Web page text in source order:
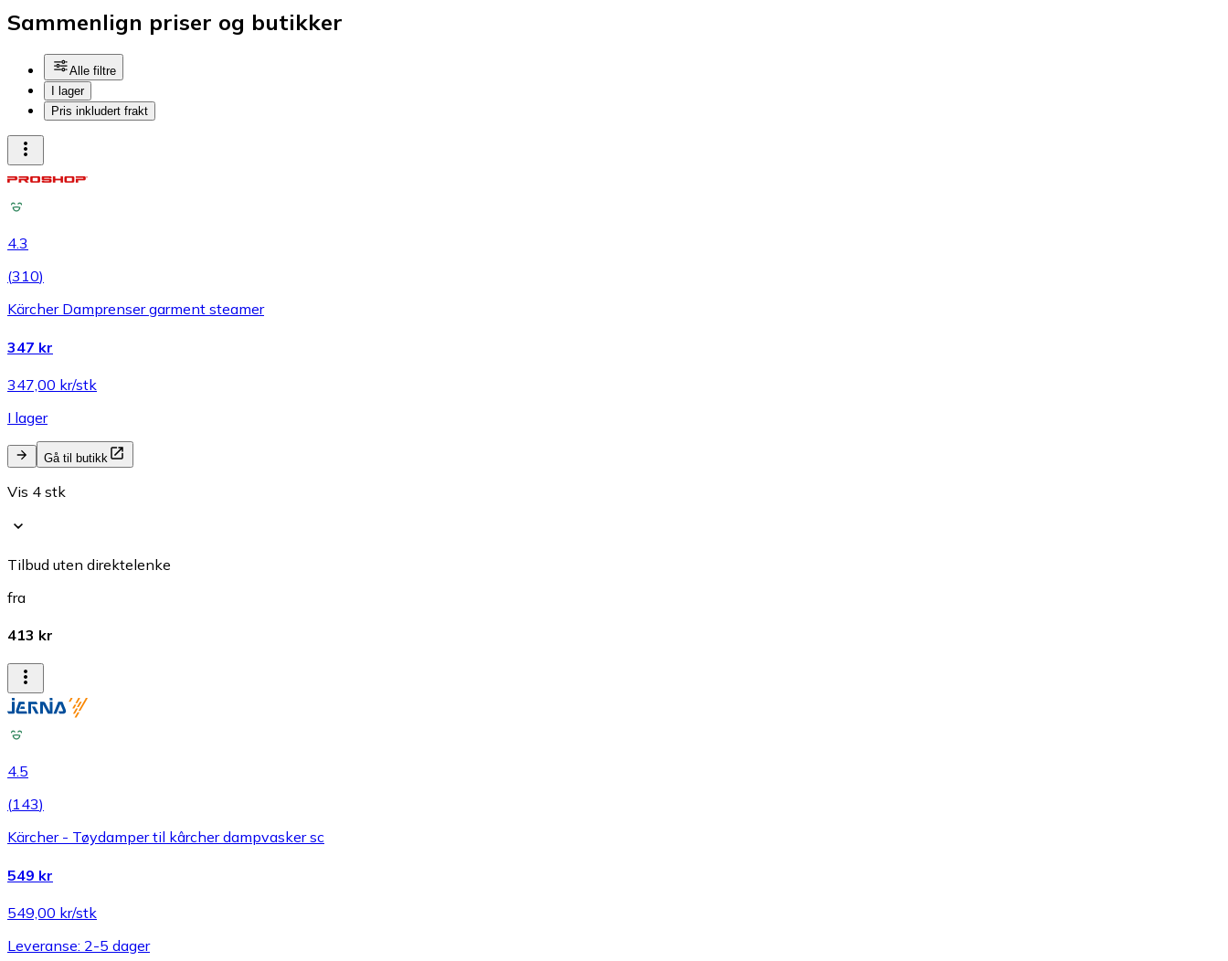
Sammenlign priser og butikker
Alle filtre
I lager
Pris inkludert frakt
4.3
(310)
Kärcher Damprenser garment steamer
347 kr
347,00 kr/stk
I lager
Gå til butikk
Vis 4 stk
Tilbud uten direktelenke
fra
413 kr
4.5
(143)
Kärcher - Tøydamper til kârcher dampvasker sc
549 kr
549,00 kr/stk
Leveranse: 2-5 dager